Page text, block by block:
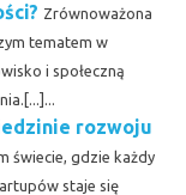
Zrównoważona
tematem w
i społeczną
rozwoju
świecie, gdzie każdy
staje się